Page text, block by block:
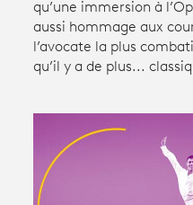
Avantages fidélité
À votre écoute
Productions et innovation
qu’une immersion à
aussi hommage aux
l’avocate la plus
qu’il y a de plus...